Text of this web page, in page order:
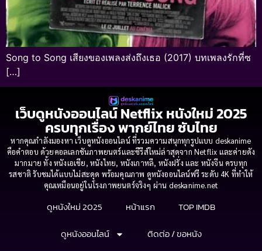
Song to Song เสียงของเพลงส่งถึงเธอ (2017) บทเพลงรักที่ซ
[…]
เว็บดูหนังออนไลน์ Netflix หนังใหม่ 2025
ครบทุกเรื่อง พากย์ไทย ซับไทย
หากคุณกำลังมองหา เว็บดูหนังออนไลน์ ที่รวมความสนุกทุกรูปแบบ deskanime
คือคำตอบ ด้วยคอลเลกชันภาพยนตร์และซีรีส์ใหม่ล่าสุดจาก Netflix และค่ายดัง
มากมาย ทั้ง หนังเอเชีย, หนังไทย, หนังเกาหลี, หนังฝรั่ง และ หนังจีน ครบทุก
รสชาติ รับชมได้แบบไม่สะดุด พร้อมคุณภาพ ดูหนังออนไลน์ฟรี ระดับ 4K ที่ทำให้
คุณเหมือนอยู่ในโรงภาพยนตร์จริงๆ ผ่าน deskanime.net
ดูหนังใหม่ 2025 หน้าแรก
TOP IMDB
ดูหนังออนไลน์
ติดต่อ / ขอหนัง